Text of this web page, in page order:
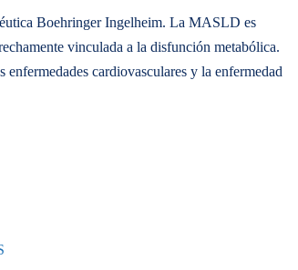
Boehringer Ingelheim. La MASLD es
vinculada a la disfunción metabólica.
cardiovasculares y la enfermedad